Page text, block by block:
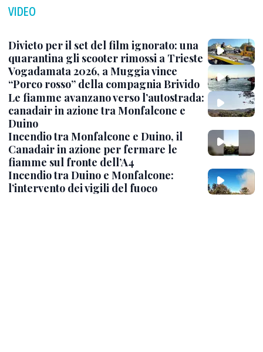
VIDEO
Divieto per il set del film ignorato: una
quarantina gli scooter rimossi a Trieste
Vogadamata 2026, a Muggia vince
“Porco rosso” della compagnia Brivido
Le fiamme avanzano verso l’autostrada:
canadair in azione tra Monfalcone e
Duino
Incendio tra Monfalcone e Duino, il
Canadair in azione per fermare le
fiamme sul fronte dell’A4
Incendio tra Duino e Monfalcone:
l’intervento dei vigili del fuoco